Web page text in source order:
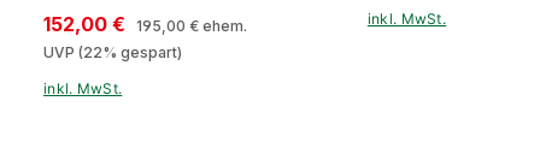
152,00 € 195,00 € ehem.
UVP (22% gespart)
inkl. MwSt.
inkl. MwSt.